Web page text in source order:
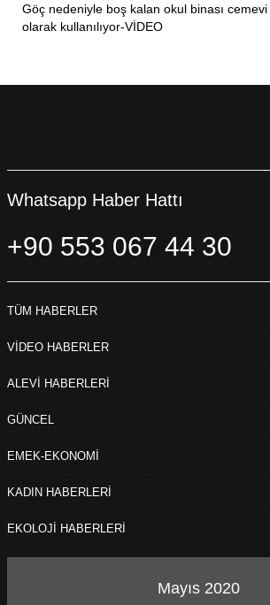
Göç nedeniyle boş kalan okul binası cemevi
olarak kullanılıyor-VİDEO
Whatsapp Haber Hattı
+90 553 067 44 30
TÜM HABERLER
VİDEO HABERLER
ALEVİ HABERLERİ
GÜNCEL
EMEK-EKONOMİ
KADIN HABERLERİ
EKOLOJİ HABERLERİ
Mayıs 2020